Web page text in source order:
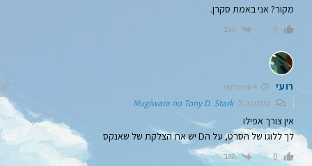
מקור? אני באמת סקרן.
0 הגב
רועי
בתגובה לMugiwara no Tony D. Stark
אין צורך אפילו
לך ללוגו של הסרט, על הD יש את הצלקת של שאנקס
0 הגב